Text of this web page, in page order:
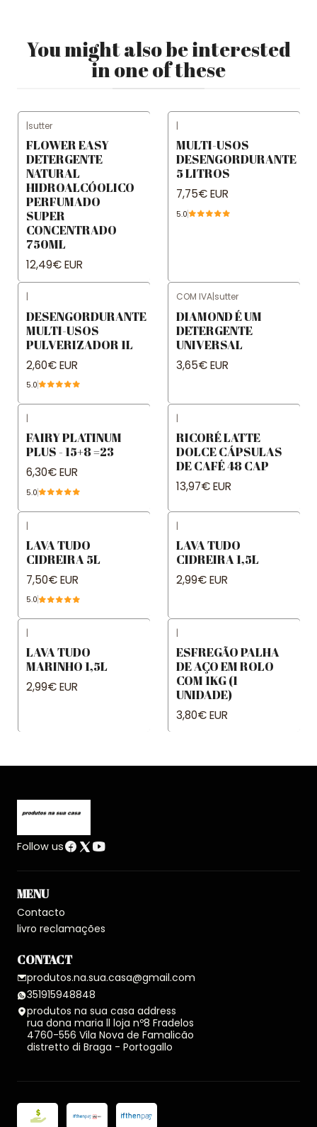
You might also be interested
in one of these
|sutter
FLOWER EASY
DETERGENTE
NATURAL
HIDROALCÓOLICO
PERFUMADO
SUPER
CONCENTRADO
750ML
12,49€ EUR
|
MULTI-USOS
DESENGORDURANTE
5 LITROS
7,75€ EUR
5.0
|
DESENGORDURANTE
MULTI-USOS
PULVERIZADOR 1L
2,60€ EUR
5.0
COM IVA|sutter
DIAMOND É UM
DETERGENTE
UNIVERSAL
3,65€ EUR
|
FAIRY PLATINUM
PLUS - 15+8 =23
6,30€ EUR
5.0
|
RICORÉ LATTE
DOLCE CÁPSULAS
DE CAFÉ 48 CAP
13,97€ EUR
|
LAVA TUDO
CIDREIRA 5L
7,50€ EUR
5.0
|
LAVA TUDO
CIDREIRA 1,5L
2,99€ EUR
|
LAVA TUDO
MARINHO 1,5L
2,99€ EUR
|
ESFREGÃO PALHA
DE AÇO EM ROLO
COM 1KG (1
UNIDADE)
3,80€ EUR
Follow us
MENU
Contacto
livro reclamações
CONTACT
produtos.na.sua.casa@gmail.com
351915948848
produtos na sua casa address
rua dona maria ll loja nº8 Fradelos
4760-556 Vila Nova de Famalicão
distretto di Braga - Portogallo